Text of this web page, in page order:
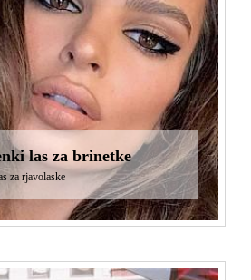
las za brinetke
za rjavolaske